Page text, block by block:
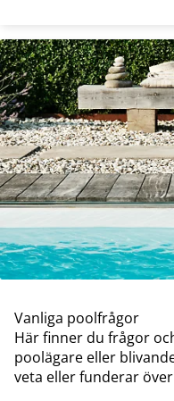
Vanliga poolfrågor
Här finner du frågor
poolägare eller
veta eller funderar